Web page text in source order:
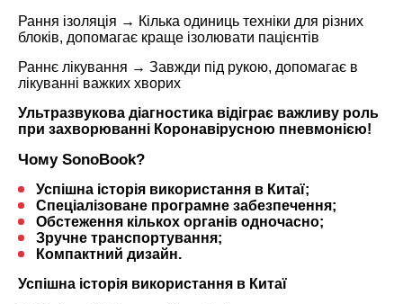
Рання ізоляція → Кілька одиниць техніки для різних
блоків, допомагає краще ізолювати пацієнтів
Раннє лікування → Завжди під рукою, допомагає в
лікуванні важких хворих
Ультразвукова діагностика відіграє важливу роль
при захворюванні Коронавірусною пневмонією!
Чому SonoBook?
Успішна історія використання в Китаї;
Спеціалізоване програмне забезпечення;
Обстеження кількох органів одночасно;
Зручне транспортування;
Компактний дизайн.
Успішна історія використання в Китаї